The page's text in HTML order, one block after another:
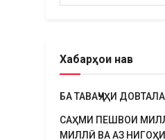
Хабарҳои нав
БА ТАВАҶҶУҲИ
САҲМИ ПЕШВОИ
МИЛЛӢ ВА АЗ